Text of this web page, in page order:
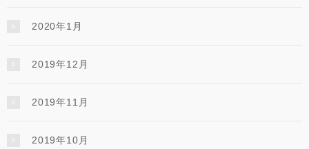
2020年1月
2019年12月
2019年11月
2019年10月